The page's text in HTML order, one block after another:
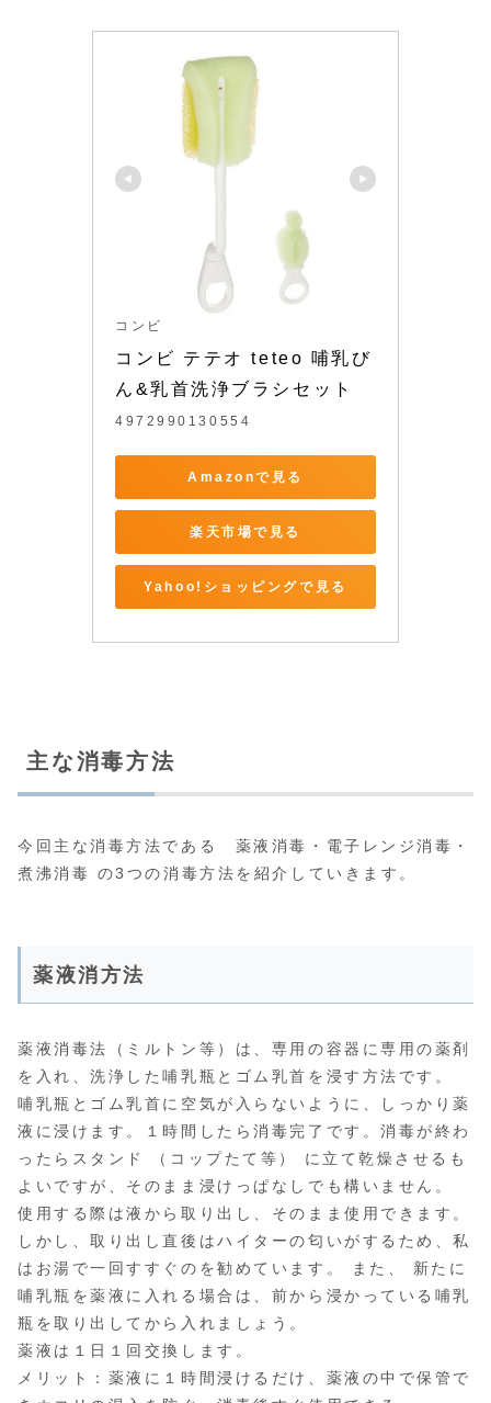
コンビ
コンビ テテオ teteo 哺乳び
ん&乳首洗浄ブラシセット
4972990130554
Amazonで見る
楽天市場で見る
Yahoo!ショッピングで見る
主な消毒方法
今回主な消毒方法である 薬液消毒・電子レンジ消毒・
煮沸消毒 の3つの消毒方法を紹介していきます。
薬液消方法
薬液消毒法（ミルトン等）は、専用の容器に専用の薬剤
を入れ、洗浄した哺乳瓶とゴム乳首を浸す方法です。
哺乳瓶とゴム乳首に空気が入らないように、しっかり薬
液に浸けます。１時間したら消毒完了です。消毒が終わ
ったらスタンド （コップたて等） に立て乾燥させるも
よいですが、そのまま浸けっぱなしでも構いません。
使用する際は液から取り出し、そのまま使用できます。
しかし、取り出し直後はハイターの匂いがするため、私
はお湯で一回すすぐのを勧めています。 また、 新たに
哺乳瓶を薬液に入れる場合は、前から浸かっている哺乳
瓶を取り出してから入れましょう。
薬液は１日１回交換します。
メリット：薬液に１時間浸けるだけ、薬液の中で保管で